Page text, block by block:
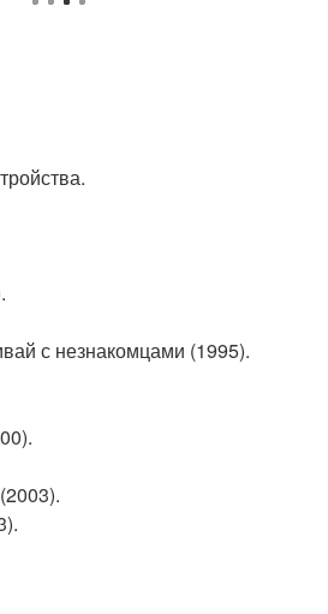
с незнакомцами (1995).